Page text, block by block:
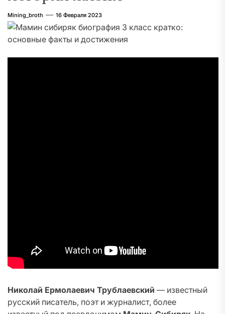
Mining_broth 16 Февраля 2023
Николай Ермолаевич Трублаевский — известный
русский писатель, поэт и журналист, более